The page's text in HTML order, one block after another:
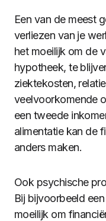
Een van de meest
verliezen van je
het moeilijk om de
hypotheek, te
ziektekosten,
veelvoorkomende
een tweede
alimentatie kan de
anders maken.
Ook psychische
Bij bijvoorbeeld
moeilijk om